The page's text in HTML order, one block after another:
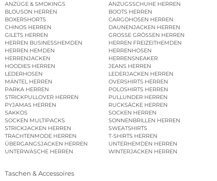
ANZÜGE & SMOKINGS
ANZUGSSCHUHE HERREN
BLOUSON HERREN
BOOTS HERREN
BOXERSHORTS
CARGOHOSEN HERREN
CHINOS HERREN
DAUNENJACKEN HERREN
GILETS HERREN
GROSSE GRÖSSEN HERREN
HERREN BUSINESSHEMDEN
HERREN FREIZEITHEMDEN
HERREN HEMDEN
HERRENHOSEN
HERRENJACKEN
HERRENSNEAKER
HOODIES HERREN
JEANS HERREN
LEDERHOSEN
LEDERJACKEN HERREN
MÄNTEL HERREN
OVERSHIRTS HERREN
PARKA HERREN
POLOSHIRTS HERREN
STRICKPULLOVER HERREN
PULLUNDER HERREN
PYJAMAS HERREN
RUCKSÄCKE HERREN
SAKKOS
SOCKEN HERREN
SOCKEN MULTIPACKS
SONNENBRILLEN HERREN
STRICKJACKEN HERREN
SWEATSHIRTS
TRACHTENMODE HERREN
T-SHIRTS HERREN
ÜBERGANGSJACKEN HERREN
UNTERHEMDEN HERREN
UNTERWÄSCHE HERREN
WINTERJACKEN HERREN
Taschen & Accessoires